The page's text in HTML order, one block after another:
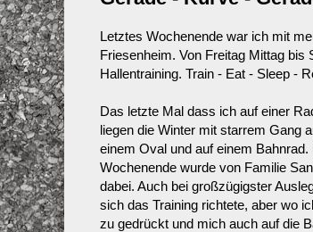
Letztes Wochenende war ich mit
Friesenheim. Von Freitag Mittag
Hallentraining. Train - Eat - Sleep -
Das letzte Mal dass ich auf einer
liegen die Winter mit starrem Gang
einem Oval und auf einem
Wochenende wurde von Familie
dabei. Auch bei großzügigster
sich das Training richtete, aber wo
zu gedrückt und mich auch auf die